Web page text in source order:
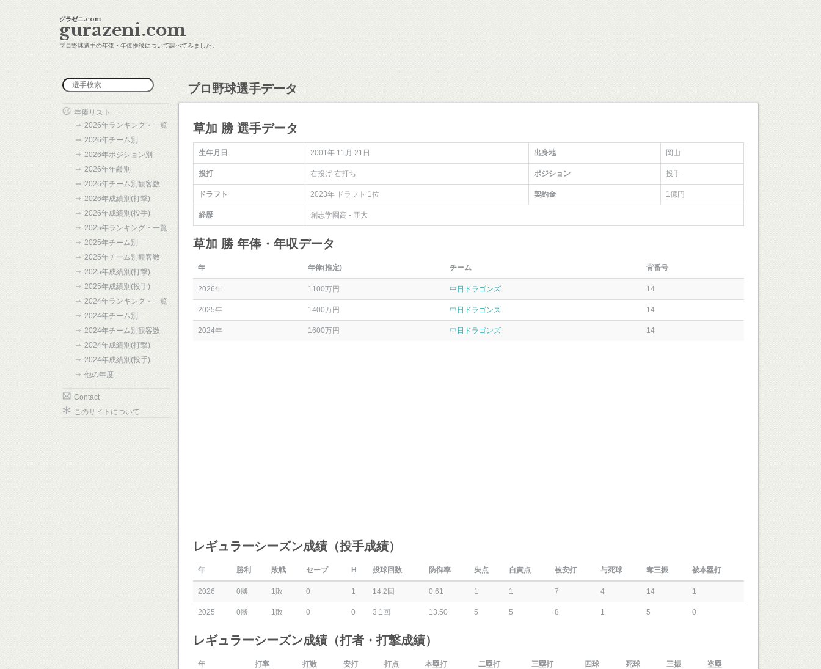
グラゼニ.com
gurazeni.com
プロ野球選手の年俸・年俸推移について調べてみました。
年俸リスト
2026年ランキング・一覧
2026年チーム別
2026年ポジション別
2026年年齢別
2026年チーム別観客数
2026年成績別(打撃)
2026年成績別(投手)
2025年ランキング・一覧
2025年チーム別
2025年チーム別観客数
2025年成績別(打撃)
2025年成績別(投手)
2024年ランキング・一覧
2024年チーム別
2024年チーム別観客数
2024年成績別(打撃)
2024年成績別(投手)
他の年度
Contact
このサイトについて
プロ野球選手データ
草加 勝 選手データ
生年月日 2001年 11月 21日 出身地 岡山
投打 右投げ 右打ち ポジション 投手
ドラフト 2023年 ドラフト 1位 契約金 1億円
経歴 創志学園高 - 亜大
草加 勝 年俸・年収データ
年 年俸(推定) チーム 背番号
2026年 1100万円 中日ドラゴンズ 14
2025年 1400万円 中日ドラゴンズ 14
2024年 1600万円 中日ドラゴンズ 14
レギュラーシーズン成績（投手成績）
年 勝利 敗戦 セーブ H 投球回数 防御率 失点 自責点 被安打 与死球 奪三振 被本塁打
2026 0勝 1敗 0 1 14.2回 0.61 1 1 7 4 14 1
2025 0勝 1敗 0 0 3.1回 13.50 5 5 8 1 5 0
レギュラーシーズン成績（打者・打撃成績）
年 打率 打数 安打 打点 本塁打 二塁打 三塁打 四球 死球 三振 盗塁